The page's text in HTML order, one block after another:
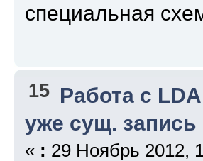
специальная
15 Работа с
уже сущ. запись
« : 29 Ноябрь 2012,